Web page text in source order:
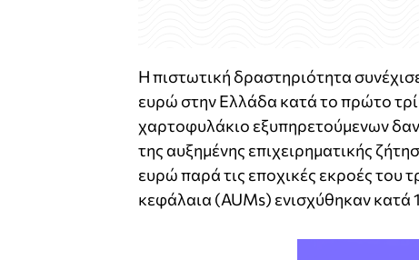
Η πιστωτική δραστηριότητα
ευρώ στην Ελλάδα κατά το πρώτο
χαρτοφυλάκιο εξυπηρετούμενων
της αυξημένης επιχειρηματικής
ευρώ παρά τις εποχικές εκροές του
κεφάλαια (AUMs) ενισχύθηκαν κατά